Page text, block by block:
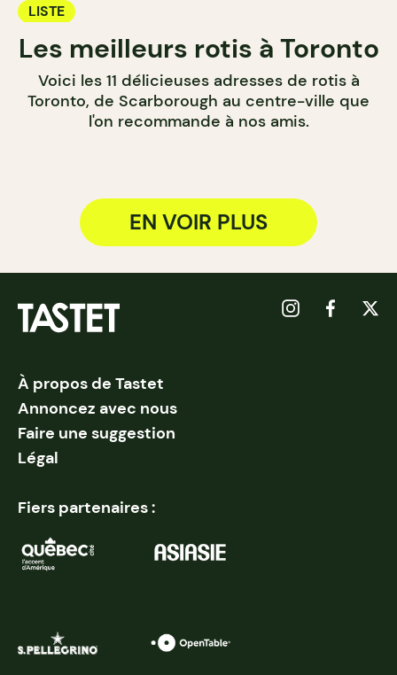
LISTE
Les meilleurs rotis à Toronto
Voici les 11 délicieuses adresses de rotis à
Toronto, de Scarborough au centre-ville que
l'on recommande à nos amis.
EN VOIR PLUS
À propos de Tastet
Annoncez avec nous
Faire une suggestion
Légal
Fiers partenaires :